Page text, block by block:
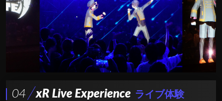
04 xR Live Experience ライブ体験